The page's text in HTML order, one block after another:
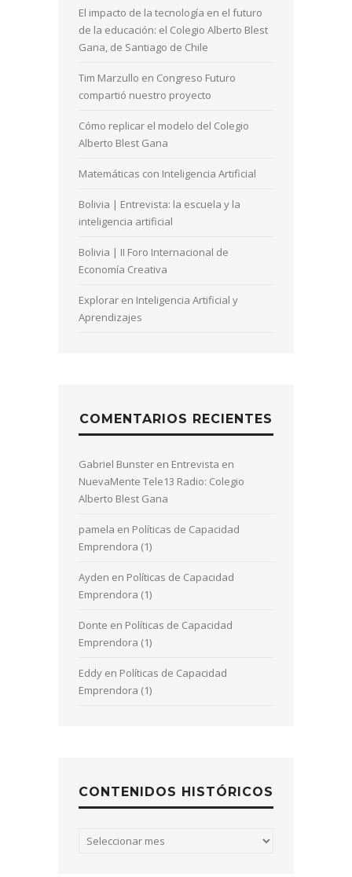
El impacto de la tecnología en el futuro
de la educación: el Colegio Alberto Blest
Gana, de Santiago de Chile
Tim Marzullo en Congreso Futuro
compartió nuestro proyecto
Cómo replicar el modelo del Colegio
Alberto Blest Gana
Matemáticas con Inteligencia Artificial
Bolivia | Entrevista: la escuela y la
inteligencia artificial
Bolivia | II Foro Internacional de
Economía Creativa
Explorar en Inteligencia Artificial y
Aprendizajes
COMENTARIOS RECIENTES
Gabriel Bunster en Entrevista en
NuevaMente Tele13 Radio: Colegio
Alberto Blest Gana
pamela en Políticas de Capacidad
Emprendora (1)
Ayden en Políticas de Capacidad
Emprendora (1)
Donte en Políticas de Capacidad
Emprendora (1)
Eddy en Políticas de Capacidad
Emprendora (1)
CONTENIDOS HISTÓRICOS
Contenidos